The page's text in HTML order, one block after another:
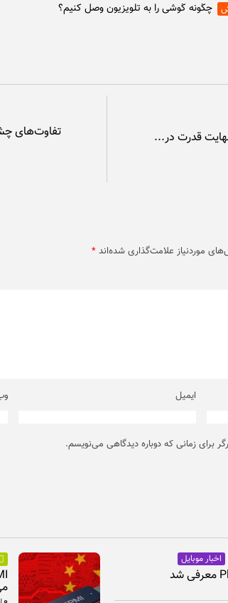
چگونه گوشی را به تلویزیون وصل کنیم؟
موردنیاز علامت‌گذاری شده‌اند *
ایمیل
برای زمانی که دوباره دیدگاهی می‌نویسم.
اخبار موبایل